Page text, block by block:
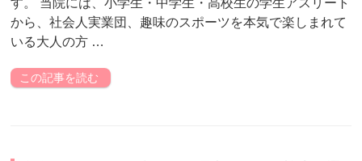
す。 当院には、小学生・中学生・高校生の学生アスリート
から、社会人実業団、趣味のスポーツを本気で楽しまれて
いる大人の方 …
この記事を読む